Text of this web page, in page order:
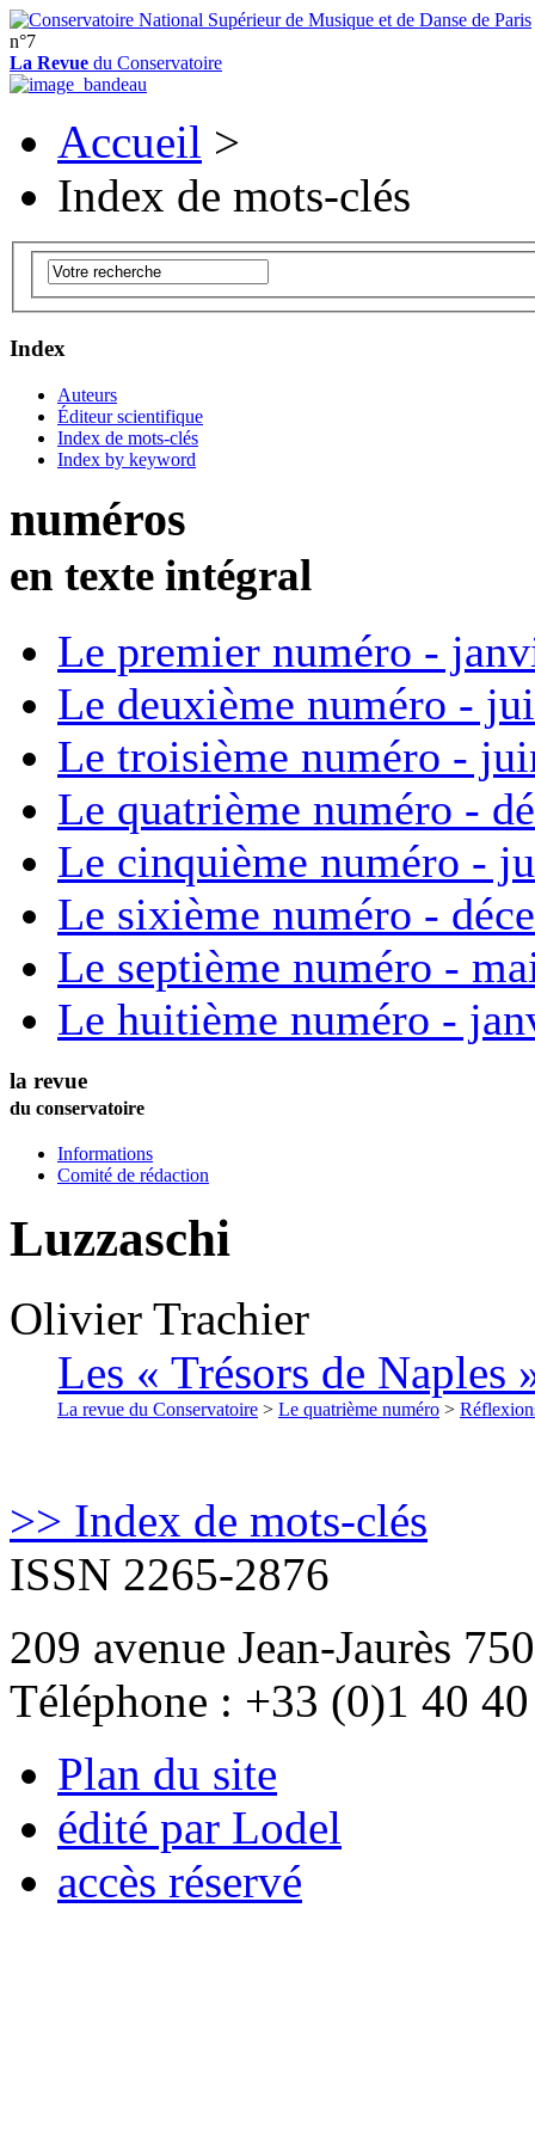
n°7
La Revue du Conservatoire
Accueil >
Index de mots-clés
Index
Auteurs
Éditeur scientifique
Index de mots-clés
Index by keyword
numéros
en texte intégral
Le premier numéro -
Le deuxième numéro -
Le troisième numéro -
Le quatrième numéro -
Le cinquième numéro -
Le sixième numéro -
Le septième numéro -
Le huitième numéro -
la revue
du conservatoire
Informations
Comité de rédaction
Luzzaschi
Olivier Trachier
Les « Trésors de Naples
La revue du Conservatoire > Le quatrième numéro >
>> Index de mots-clés
ISSN 2265-2876
209 avenue Jean-Jaurès
Téléphone : +33 (0)1 40
Plan du site
édité par Lodel
accès réservé